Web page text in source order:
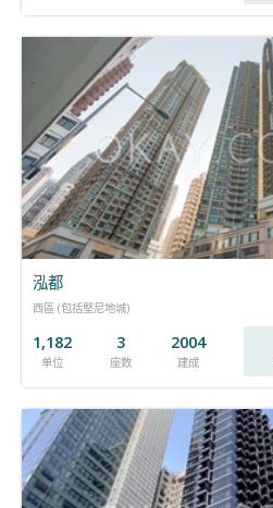
泓都
西區 (包括堅尼地城)
1,182
单位
3
座数
2004
建成